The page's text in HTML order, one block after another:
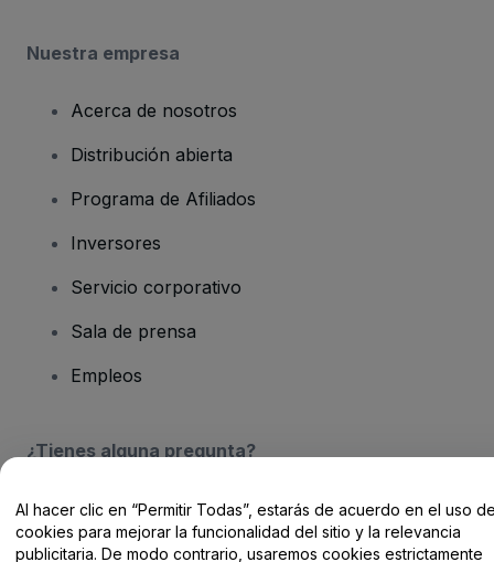
Nuestra empresa
Acerca de nosotros
Distribución abierta
Programa de Afiliados
Inversores
Servicio corporativo
Sala de prensa
Empleos
¿Tienes alguna pregunta?
Centro de Ayuda / Contacto
Al hacer clic en “Permitir Todas”, estarás de acuerdo en el uso
cookies para mejorar la funcionalidad del sitio y la relevancia
publicitaria. De modo contrario, usaremos cookies estrictamente